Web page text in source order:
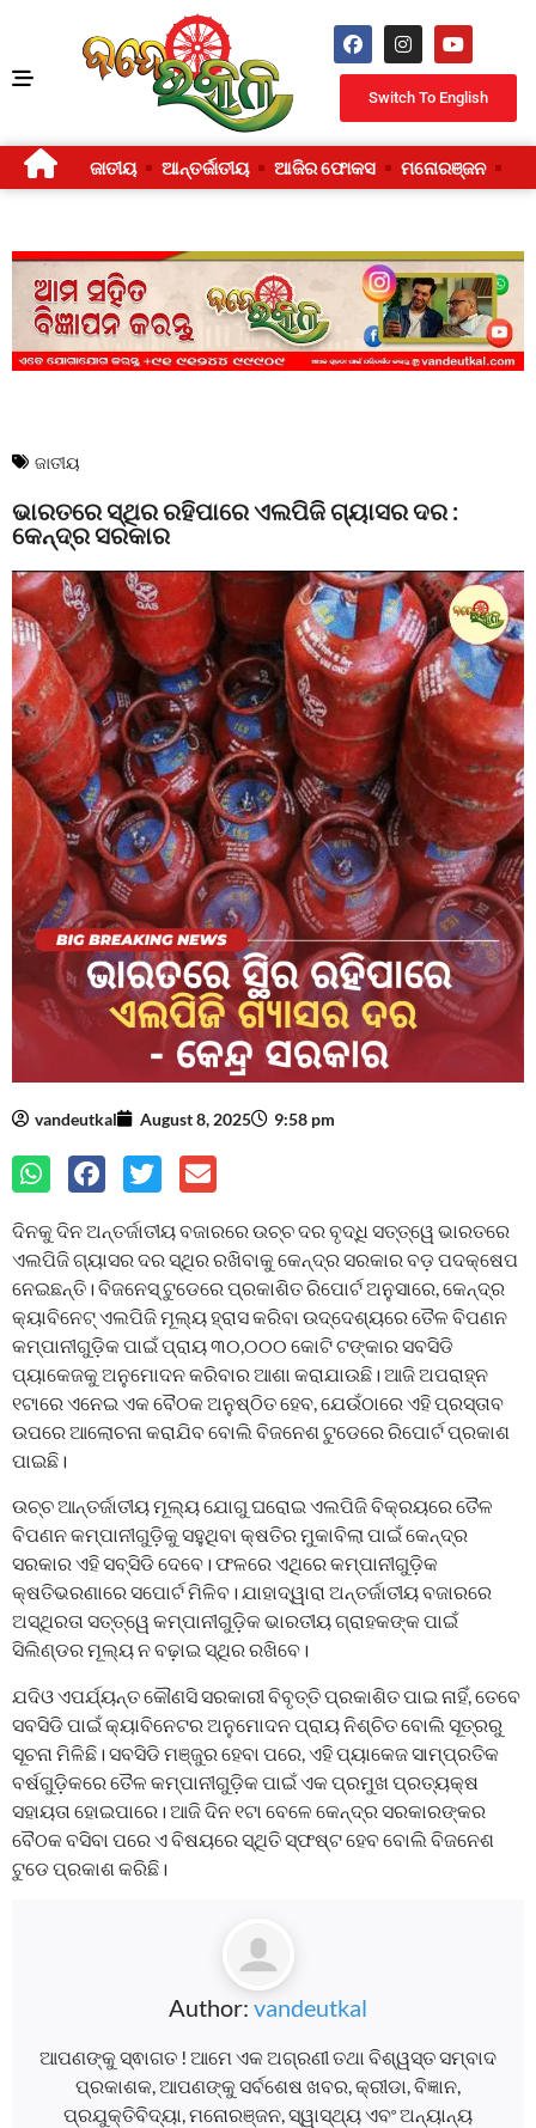
Switch To English
ଜାତୀୟ ଆନ୍ତର୍ଜାତୀୟ ଆଜିର ଫୋକସ ମନୋରଞ୍ଜନ
ଜାତୀୟ
ଭାରତରେ ସ୍ଥିର ରହିପାରେ ଏଲପିଜି ଗ୍ୟାସର ଦର :
କେନ୍ଦ୍ର ସରକାର
vandeutkal August 8, 2025 9:58 pm
ଦିନକୁ ଦିନ ଅନ୍ତର୍ଜାତୀୟ ବଜାରରେ ଉଚ୍ଚ ଦର ବୃଦ୍ଧି ସତ୍ତ୍ୱେ ଭାରତରେ
ଏଲପିଜି ଗ୍ୟାସର ଦର ସ୍ଥିର ରଖିବାକୁ କେନ୍ଦ୍ର ସରକାର ବଡ଼ ପଦକ୍ଷେପ
ନେଇଛନ୍ତି। ବିଜନେସ୍ ଟୁଡେରେ ପ୍ରକାଶିତ ରିପୋର୍ଟ ଅନୁସାରେ, କେନ୍ଦ୍ର
କ୍ୟାବିନେଟ୍ ଏଲପିଜି ମୂଲ୍ୟ ହ୍ରାସ କରିବା ଉଦ୍ଦେଶ୍ୟରେ ତୈଳ ବିପଣନ
କମ୍ପାନୀଗୁଡ଼ିକ ପାଇଁ ପ୍ରାୟ ୩୦,୦୦୦ କୋଟି ଟଙ୍କାର ସବସିଡି
ପ୍ୟାକେଜକୁ ଅନୁମୋଦନ କରିବାର ଆଶା କରାଯାଉଛି। ଆଜି ଅପରାହ୍ନ
୧ଟାରେ ଏନେଇ ଏକ ବୈଠକ ଅନୁଷ୍ଠିତ ହେବ, ଯେଉଁଠାରେ ଏହି ପ୍ରସ୍ତାବ
ଉପରେ ଆଲୋଚନା କରାଯିବ ବୋଲି ବିଜନେଶ ଟୁଡେରେ ରିପୋର୍ଟ ପ୍ରକାଶ
ପାଇଛି।
ଉଚ୍ଚ ଆନ୍ତର୍ଜାତୀୟ ମୂଲ୍ୟ ଯୋଗୁ ଘରୋଇ ଏଲପିଜି ବିକ୍ରୟରେ ତୈଳ
ବିପଣନ କମ୍ପାନୀଗୁଡ଼ିକୁ ସହୁଥିବା କ୍ଷତିର ମୁକାବିଲା ପାଇଁ କେନ୍ଦ୍ର
ସରକାର ଏହି ସବ୍‌ସିଡି ଦେବେ। ଫଳରେ ଏଥିରେ କମ୍ପାନୀଗୁଡ଼ିକ
କ୍ଷତିଭରଣାରେ ସପୋର୍ଟ ମିଳିବ। ଯାହାଦ୍ୱାରା ଅନ୍ତର୍ଜାତୀୟ ବଜାରରେ
ଅସ୍ଥିରତା ସତ୍ତ୍ୱେ କମ୍ପାନୀଗୁଡ଼ିକ ଭାରତୀୟ ଗ୍ରାହକଙ୍କ ପାଇଁ
ସିଲିଣ୍ଡର ମୂଲ୍ୟ ନ ବଢ଼ାଇ ସ୍ଥିର ରଖିବେ।
ଯଦିଓ ଏପର୍ଯ୍ୟନ୍ତ କୌଣସି ସରକାରୀ ବିବୃତ୍ତି ପ୍ରକାଶିତ ପାଇ ନାହିଁ, ତେବେ
ସବସିଡି ପାଇଁ କ୍ୟାବିନେଟର ଅନୁମୋଦନ ପ୍ରାୟ ନିଶ୍ଚିତ ବୋଲି ସୂତ୍ରରୁ
ସୂଚନା ମିଳିଛି। ସବସିଡି ମଞ୍ଜୁର ହେବା ପରେ, ଏହି ପ୍ୟାକେଜ ସାମ୍ପ୍ରତିକ
ବର୍ଷଗୁଡ଼ିକରେ ତୈଳ କମ୍ପାନୀଗୁଡ଼ିକ ପାଇଁ ଏକ ପ୍ରମୁଖ ପ୍ରତ୍ୟକ୍ଷ
ସହାୟତା ହୋଇପାରେ। ଆଜି ଦିନ ୧ଟା ବେଳେ କେନ୍ଦ୍ର ସରକାରଙ୍କର
ବୈଠକ ବସିବା ପରେ ଏ ବିଷୟରେ ସ୍ଥିତି ସ୍ଫଷ୍ଟ ହେବ ବୋଲି ବିଜନେଶ
ଟୁଡେ ପ୍ରକାଶ କରିଛି।
Author: vandeutkal
ଆପଣଙ୍କୁ ସ୍ଵାଗତ ! ଆମେ ଏକ ଅଗ୍ରଣୀ ତଥା ବିଶ୍ୱସ୍ତ ସମ୍ବାଦ
ପ୍ରକାଶକ, ଆପଣଙ୍କୁ ସର୍ବଶେଷ ଖବର, କ୍ରୀଡା, ବିଜ୍ଞାନ,
ପ୍ରଯୁକ୍ତିବିଦ୍ୟା, ମନୋରଞ୍ଜନ, ସ୍ୱାସ୍ଥ୍ୟ ଏବଂ ଅନ୍ୟାନ୍ୟ